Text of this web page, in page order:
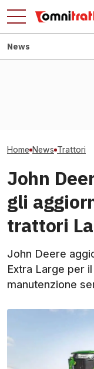
News
Home News Trattori
John
gli
trattori
John Deere
Extra Large per
manutenzione